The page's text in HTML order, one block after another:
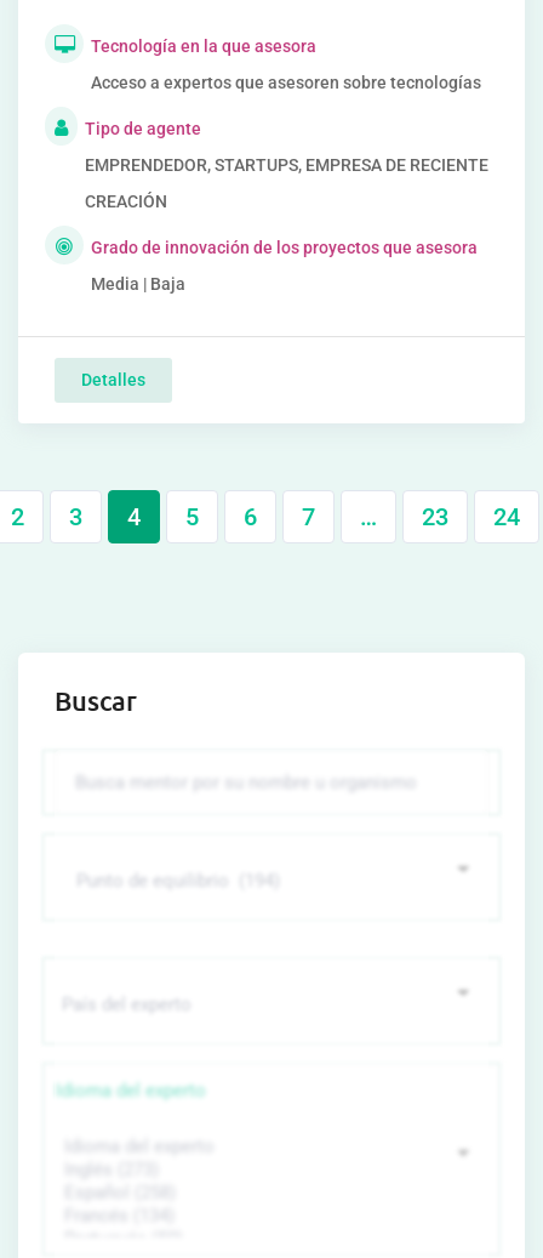
Tecnología en la que asesora
Acceso a expertos que asesoren sobre tecnologías
Tipo de agente
EMPRENDEDOR, STARTUPS, EMPRESA DE RECIENTE
CREACIÓN
Grado de innovación de los proyectos que asesora
Media | Baja
Detalles
2 3 4 5 6 7 … 23 24
Buscar
Idioma del experto